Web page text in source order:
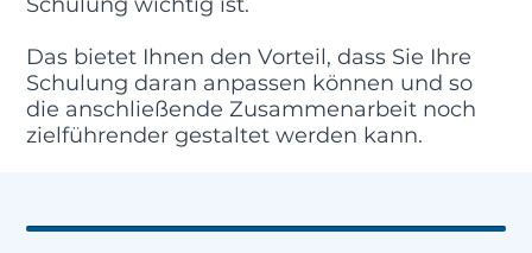
Das bietet Ihnen den Vorteil, dass Sie Ihre
Schulung daran anpassen können und so
die anschließende Zusammenarbeit noch
zielführender gestaltet werden kann.